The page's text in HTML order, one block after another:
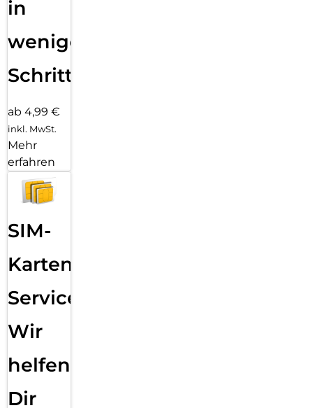
in
wenigen
Schritten
ab 4,99 €
inkl. MwSt.
Mehr
erfahren
SIM-
Karten
Service:
Wir
helfen
Dir